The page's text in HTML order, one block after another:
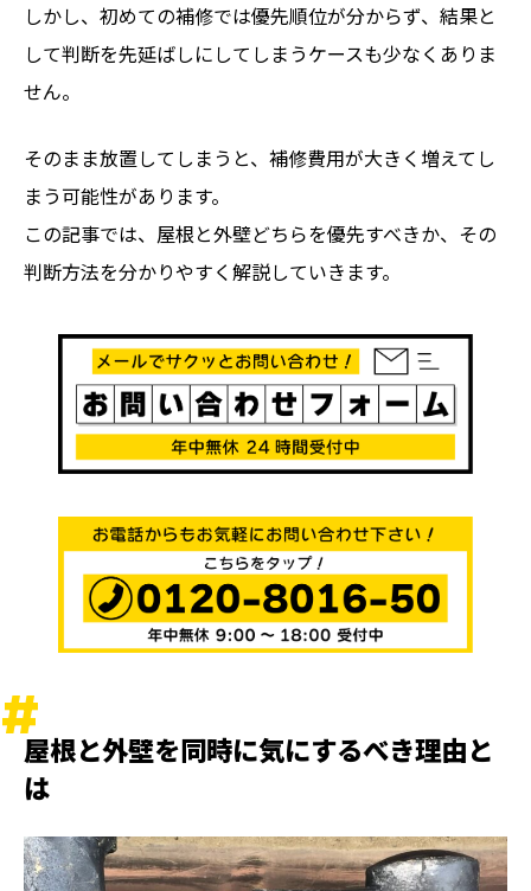
しかし、初めての補修では優先順位が分からず、結果と
して判断を先延ばしにしてしまうケースも少なくありま
せん。
そのまま放置してしまうと、補修費用が大きく増えてし
まう可能性があります。
この記事では、屋根と外壁どちらを優先すべきか、その
判断方法を分かりやすく解説していきます。
屋根と外壁を同時に気にするべき理由と
は